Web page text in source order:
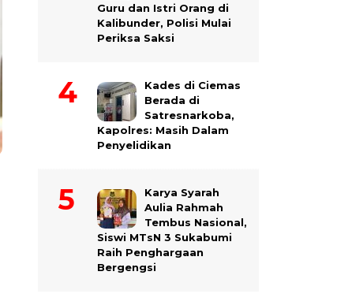
Guru dan Istri Orang di
Kalibunder, Polisi Mulai
Periksa Saksi
Kades di Ciemas
Berada di
Satresnarkoba,
Kapolres: Masih Dalam
Penyelidikan
Karya Syarah
Aulia Rahmah
Tembus Nasional,
Siswi MTsN 3 Sukabumi
Raih Penghargaan
Bergengsi